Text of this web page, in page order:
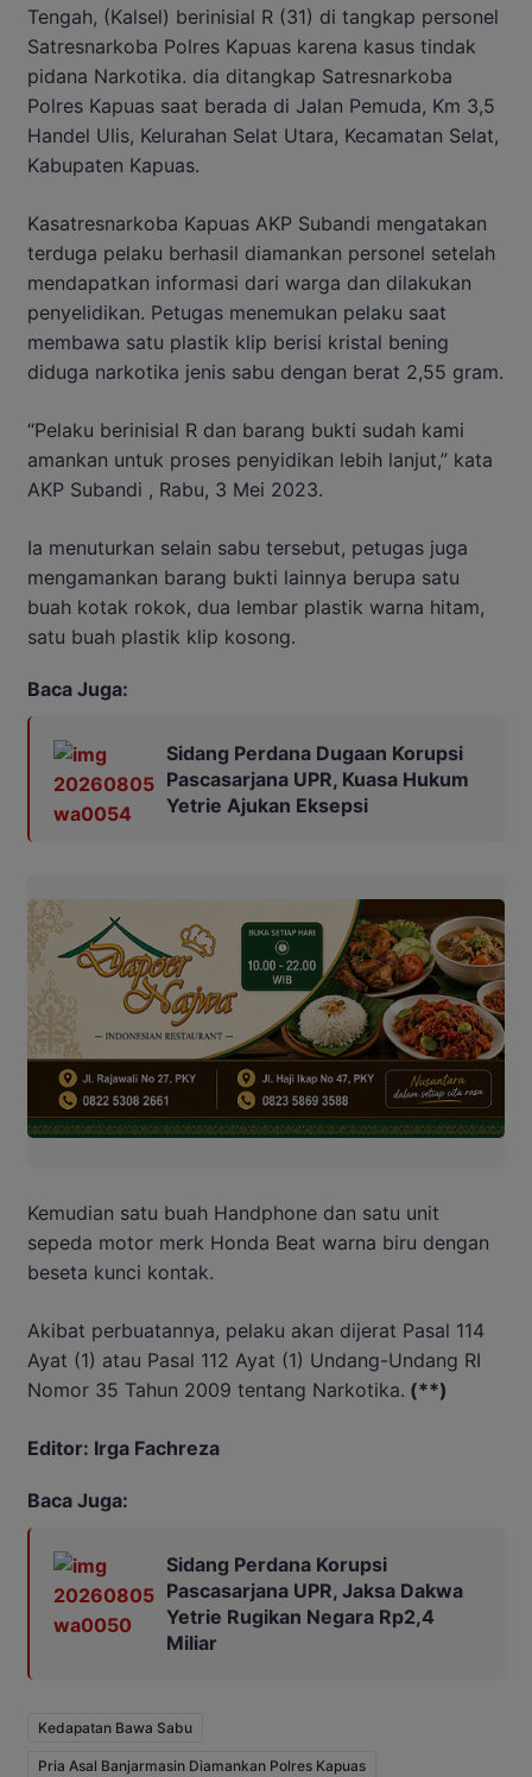
Tengah, (Kalsel) berinisial R (31) di tangkap personel
Satresnarkoba Polres Kapuas karena kasus tindak
pidana Narkotika. dia ditangkap Satresnarkoba
Polres Kapuas saat berada di Jalan Pemuda, Km 3,5
Handel Ulis, Kelurahan Selat Utara, Kecamatan Selat,
Kabupaten Kapuas.
Kasatresnarkoba Kapuas AKP Subandi mengatakan
terduga pelaku berhasil diamankan personel setelah
mendapatkan informasi dari warga dan dilakukan
penyelidikan. Petugas menemukan pelaku saat
membawa satu plastik klip berisi kristal bening
diduga narkotika jenis sabu dengan berat 2,55 gram.
“Pelaku berinisial R dan barang bukti sudah kami
amankan untuk proses penyidikan lebih lanjut,” kata
AKP Subandi , Rabu, 3 Mei 2023.
Ia menuturkan selain sabu tersebut, petugas juga
mengamankan barang bukti lainnya berupa satu
buah kotak rokok, dua lembar plastik warna hitam,
satu buah plastik klip kosong.
Baca Juga:
Sidang Perdana Dugaan Korupsi
Pascasarjana UPR, Kuasa Hukum
Yetrie Ajukan Eksepsi
Kemudian satu buah Handphone dan satu unit
sepeda motor merk Honda Beat warna biru dengan
beseta kunci kontak.
Akibat perbuatannya, pelaku akan dijerat Pasal 114
Ayat (1) atau Pasal 112 Ayat (1) Undang-Undang RI
Nomor 35 Tahun 2009 tentang Narkotika. (**)
Editor: Irga Fachreza
Baca Juga:
Sidang Perdana Korupsi
Pascasarjana UPR, Jaksa Dakwa
Yetrie Rugikan Negara Rp2,4
Miliar
Kedapatan Bawa Sabu
Pria Asal Banjarmasin Diamankan Polres Kapuas